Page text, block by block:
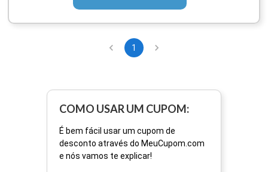
1
COMO USAR UM CUPOM:
É bem fácil usar um cupom de
desconto através do MeuCupom.com
e nós vamos te explicar!